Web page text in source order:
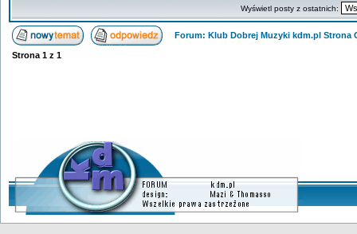
Wyświetl posty z ostatnich:
Forum: Klub Dobrej Muzyki kdm.pl Strona
Strona 1 z 1